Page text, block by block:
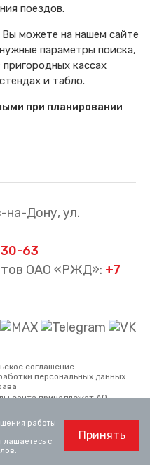
поездов.
Вы можете на нашем сайте
параметры поиска,
кассах
и табло.
при планировании
на-Дону, ул.
63
ОАО «РЖД»: +7
соглашение
персональных данных
сайта принадлежат АО
компания. Использование
на сайте,
со ссылкой на сайт.
сайт ОАО «РЖД»
работы
с
.
Принять